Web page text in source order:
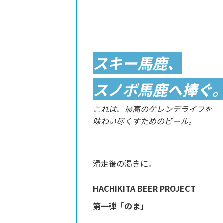
スキー馬鹿、
スノボ馬鹿へ捧ぐ
これは、最高のゲレンデライフを
味わい尽くすためのビール。
滑走後の渇きに。
HACHIKITA BEER PROJECT
第一弾「のま」